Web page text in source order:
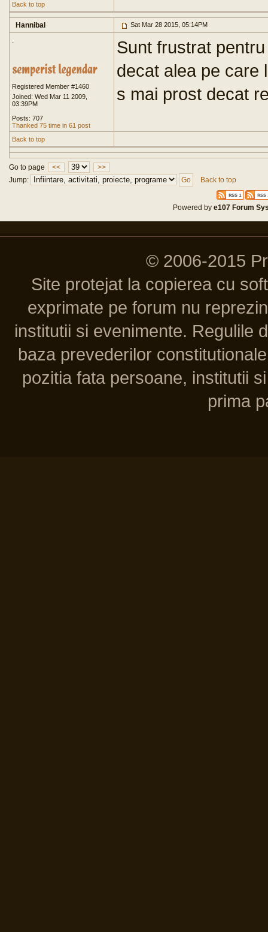
Back to top
Hannibal Sat Mar 28 2015, 05:14PM
.
Registered Member #1460
Joined: Wed Mar 11 2009,
03:39PM
Posts: 707
Thanked 75 time in 61 post
Sunt frustrat
decat alea pe care
s mai prost decat
Back to top
Go to page <<
>>
Jump:
Back to top
Powered bye107 Forum
© 2006-2015
Site protejat la copierea cu
exprimate pe forum nu
institutii si evenimente. Regulile
baza prevederilor
pozitia fata persoane, institutii
prima